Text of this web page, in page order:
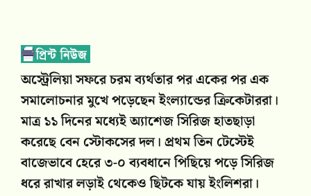
অস্ট্রেলিয়া সফরে চরম ব্যর্থতার পর একের পর এক
সমালোচনার মুখে পড়েছেন ইংল্যান্ডের ক্রিকেটাররা।
মাত্র ১১ দিনের মধ্যেই অ্যাশেজ সিরিজ হাতছাড়া
করেছে বেন স্টোকসের দল। প্রথম তিন টেস্টেই
বাজেভাবে হেরে ৩-০ ব্যবধানে পিছিয়ে পড়ে সিরিজ
ধরে রাখার লড়াই থেকেও ছিটকে যায় ইংলিশরা।